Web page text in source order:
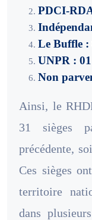
PDCI-
Le Buffle :
UNPR :
Non
Ainsi, le
31 sièges
précédente,
Ces sièges
territoire
dans